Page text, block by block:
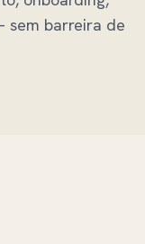
sem barreira de